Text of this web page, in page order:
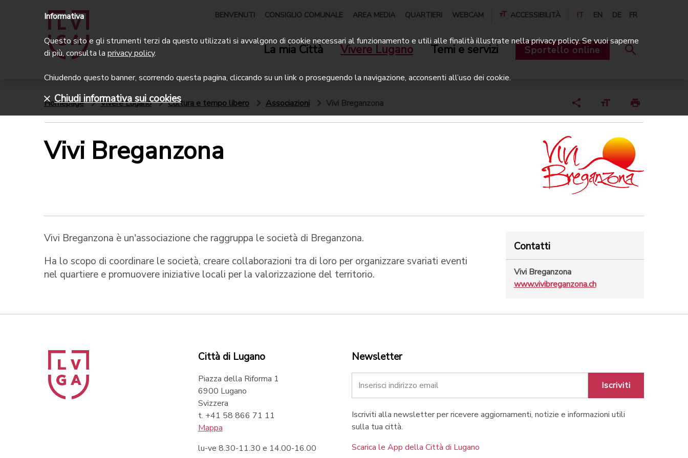
BENVENUTI CONSIGLIO COMUNALE AREA MEDIA QUARTIERI WEBCAM ACCESSIBILITÀ IT EN DE FR
La mia Città Vivere Lugano Temi e servizi Sportello online
Homepage Vivere Lugano Cultura e tempo libero Associazioni Vivi Breganzona
Vivi Breganzona
Vivi Breganzona è un'associazione che raggruppa le società di Breganzona.
Ha lo scopo di coordinare le società, creare collaborazioni tra di loro per organizzare svariati eventi
nel quartiere e promuovere iniziative locali per la valorizzazione del territorio.
Contatti
Vivi Breganzona
www.vivibreganzona.ch
Città di Lugano
Piazza della Riforma 1
6900 Lugano
Svizzera
t. +41 58 866 71 11
Mappa
lu-ve 8.30-11.30 e 14.00-16.00
Newsletter
Iscriviti
Iscriviti alla newsletter per ricevere aggiornamenti, notizie e informazioni utili
sulla tua città.
Scarica le App della Città di Lugano
Informativa
Questo sito e gli strumenti terzi da questo utilizzati si avvalgono di cookie necessari al funzionamento e utili alle finalità illustrate nella privacy policy. Se vuoi saperne
di più, consulta la privacy policy.
Chiudendo questo banner, scorrendo questa pagina, cliccando su un link o proseguendo la navigazione, acconsenti all’uso dei cookie.
Chiudi informativa sui cookies